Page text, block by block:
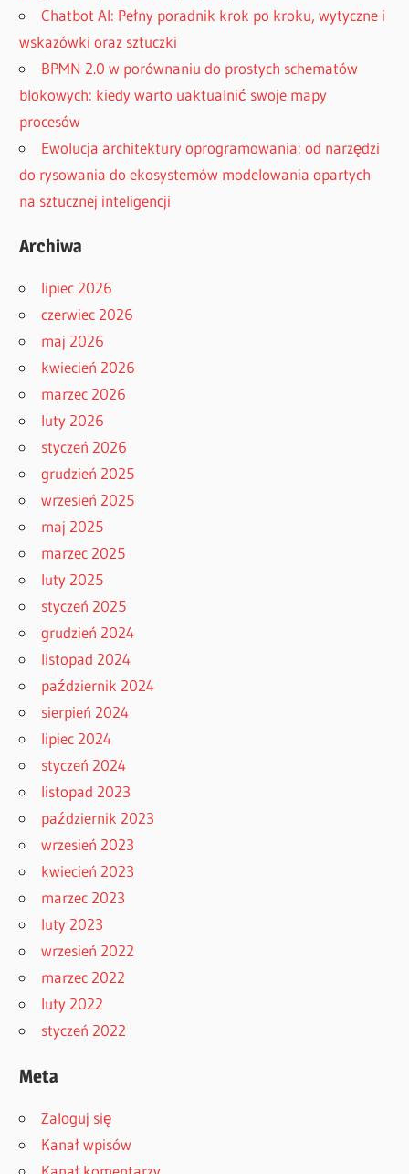
Chatbot AI: Pełny poradnik krok po kroku, wytyczne i
wskazówki oraz sztuczki
BPMN 2.0 w porównaniu do prostych schematów
blokowych: kiedy warto uaktualnić swoje mapy
procesów
Ewolucja architektury oprogramowania: od narzędzi
do rysowania do ekosystemów modelowania opartych
na sztucznej inteligencji
Archiwa
lipiec 2026
czerwiec 2026
maj 2026
kwiecień 2026
marzec 2026
luty 2026
styczeń 2026
grudzień 2025
wrzesień 2025
maj 2025
marzec 2025
luty 2025
styczeń 2025
grudzień 2024
listopad 2024
październik 2024
sierpień 2024
lipiec 2024
styczeń 2024
listopad 2023
październik 2023
wrzesień 2023
kwiecień 2023
marzec 2023
luty 2023
wrzesień 2022
marzec 2022
luty 2022
styczeń 2022
Meta
Zaloguj się
Kanał wpisów